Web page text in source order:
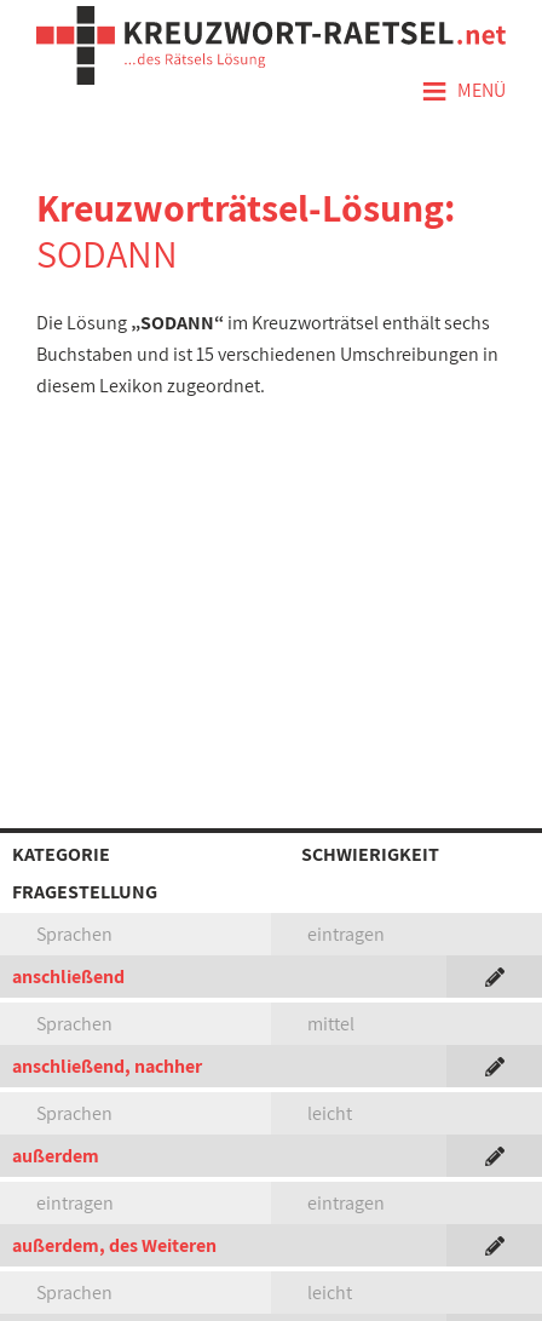
≡ MENÜ
Kreuzworträtsel-Lösung:
SODANN
Die Lösung„SODANN“ im Kreuzworträtsel enthält sechs
Buchstaben und ist 15 verschiedenen Umschreibungen in
diesem Lexikon zugeordnet.
KATEGORIE
SCHWIERIGKEIT
FRAGESTELLUNG
Sprachen
eintragen
anschließend
Sprachen
mittel
anschließend, nachher
Sprachen
leicht
außerdem
eintragen
eintragen
außerdem, des Weiteren
Sprachen
leicht